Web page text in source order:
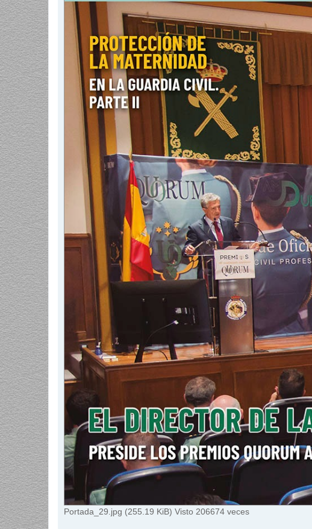
Portada_29.jpg (255.19 KiB) Visto 206674 veces